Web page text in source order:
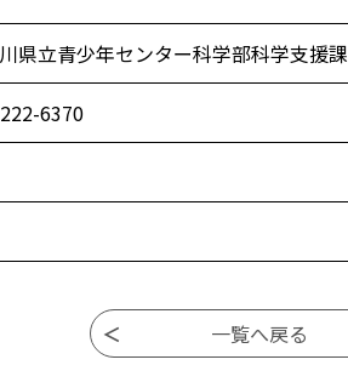
県立青少年センター科学部科学支援課
6370